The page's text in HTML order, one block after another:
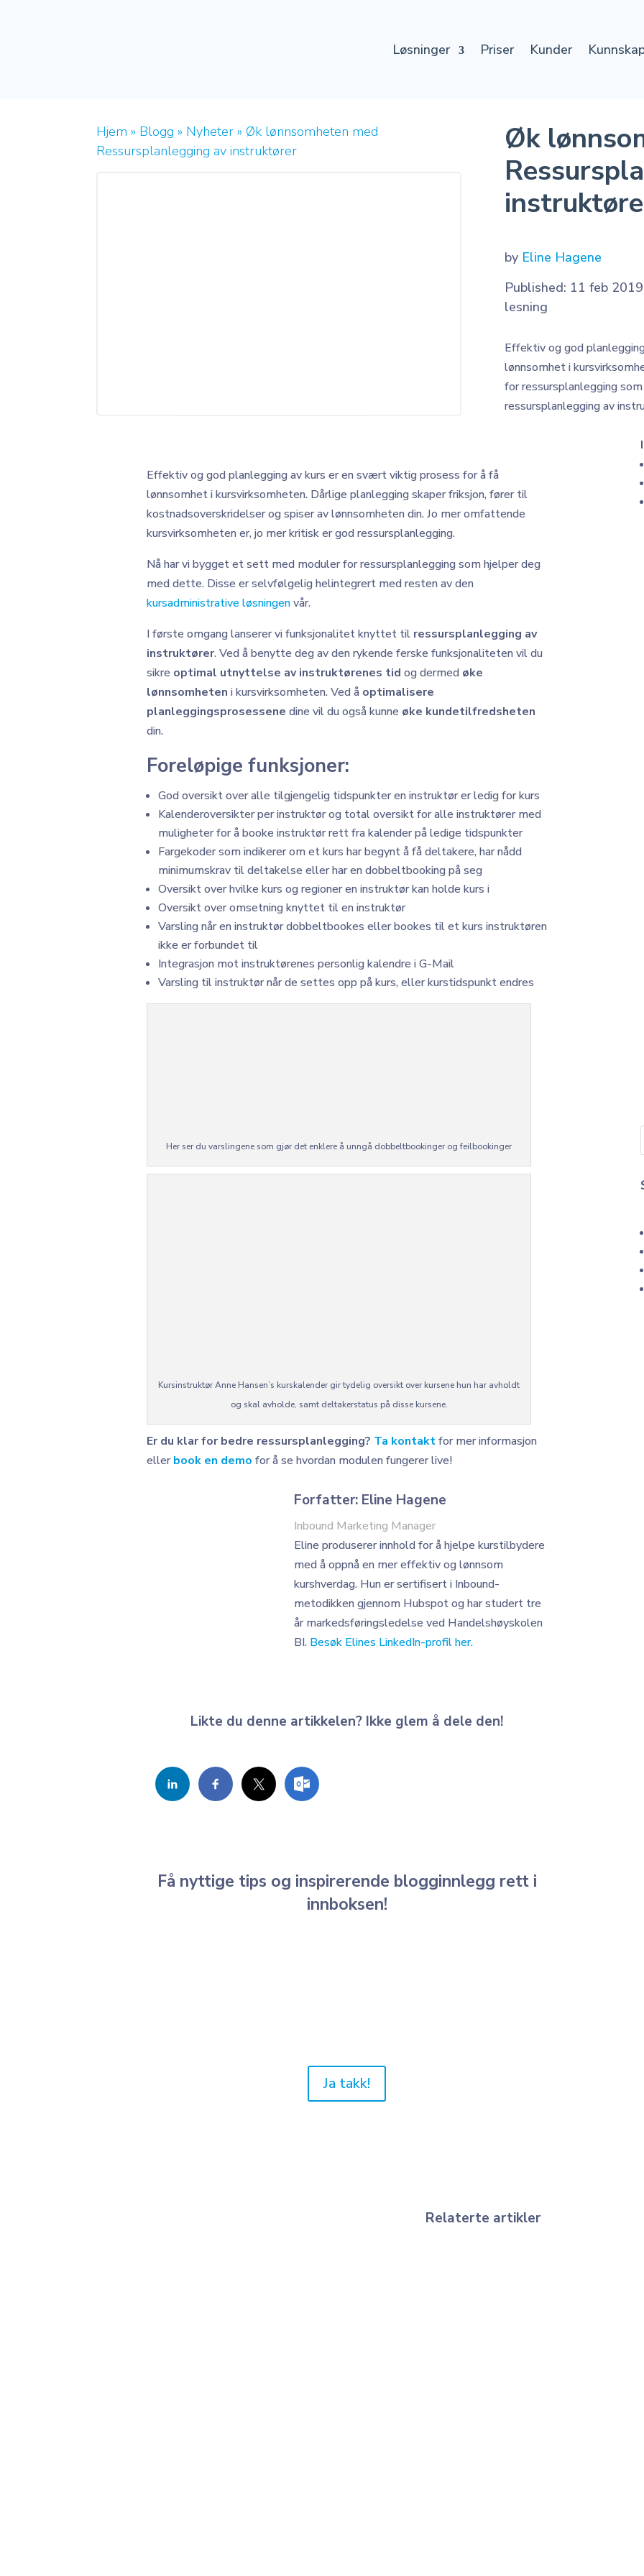
Løsninger Priser Kunder
Hjem » Blogg » Nyheter »Øk lønnsomheten med
Ressursplanlegging av instruktører
Øk
by Eline Hagene
Published: 11 feb 2019
lesning
Effektiv og god
lønnsomhet i
for ressursplanlegging
ressursplanlegging av
Effektiv og god planlegging av kurs er en svært viktig prosess for å få
lønnsomhet i kursvirksomheten. Dårlige planlegging skaper friksjon, fører til
kostnadsoverskridelser og spiser av lønnsomheten din. Jo mer omfattende
kursvirksomheten er, jo mer kritisk er god ressursplanlegging.
Nå har vi bygget et sett med moduler for ressursplanlegging som hjelper deg
med dette. Disse er selvfølgelig helintegrert med resten av den
kursadministrative løsningenvår.
I første omgang lanserer vi funksjonalitet knyttet til ressursplanlegging av
instruktører. Ved å benytte deg av den rykende ferske funksjonaliteten vil du
sikre optimal utnyttelse av instruktørenes tid og dermed øke
lønnsomheten i kursvirksomheten. Ved å optimalisere
planleggingsprosessenedine vil du også kunne øke kundetilfredsheten
din.
Foreløpige funksjoner:
God oversikt over alle tilgjengelig tidspunkter en instruktør er ledig for kurs
Kalenderoversikter per instruktør og total oversikt for alle instruktører med
muligheter for å booke instruktør rett fra kalender på ledige tidspunkter
Fargekoder som indikerer om et kurs har begynt å få deltakere, har nådd
minimumskrav til deltakelse eller har en dobbeltbooking på seg
Oversikt over hvilke kurs og regioner en instruktør kan holde kurs i
Oversikt over omsetning knyttet til en instruktør
Varsling når en instruktør dobbeltbookes eller bookes til et kurs instruktøren
ikke er forbundet til
Integrasjon mot instruktørenes personlig kalendre i G-Mail
Varsling til instruktør når de settes opp på kurs, eller kurstidspunkt endres
Her ser du varslingene som gjør det enklere å unngå dobbeltbookinger og feilbookinger
Kursinstruktør Anne Hansen’s kurskalender gir tydelig oversikt over kursene hun har avholdt
og skal avholde, samt deltakerstatus på disse kursene.
Er du klar for bedre ressursplanlegging? Ta kontaktfor mer informasjon
eller book en demo for å se hvordan modulen fungerer live!
Forfatter: Eline Hagene
Inbound Marketing Manager
Eline produserer innhold for å hjelpe kurstilbydere
med å oppnå en mer effektiv og lønnsom
kurshverdag. Hun er sertifisert i Inbound-
metodikken gjennom Hubspot og har studert tre
år markedsføringsledelse ved Handelshøyskolen
BI. Besøk Elines LinkedIn-profil her.
Likte du denne artikkelen? Ikke glem å dele den!
Få nyttige tips og inspirerende blogginnlegg rett i
innboksen!
Ja takk!
Relaterte artikler